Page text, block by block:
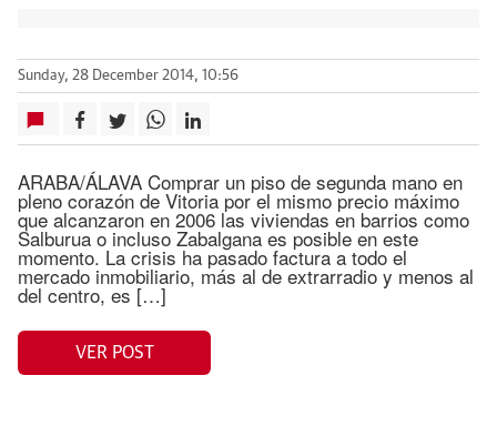
Sunday, 28 December 2014, 10:56
ARABA/ÁLAVA Comprar un piso de segunda mano en
pleno corazón de Vitoria por el mismo precio máximo
que alcanzaron en 2006 las viviendas en barrios como
Salburua o incluso Zabalgana es posible en este
momento. La crisis ha pasado factura a todo el
mercado inmobiliario, más al de extrarradio y menos al
del centro, es […]
VER POST